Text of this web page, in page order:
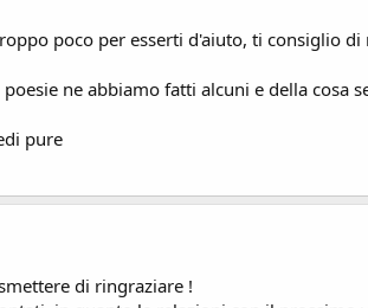
poco per esserti d'aiuto, ti consiglio
ne abbiamo fatti alcuni e della cosa
pure
di ringraziare !